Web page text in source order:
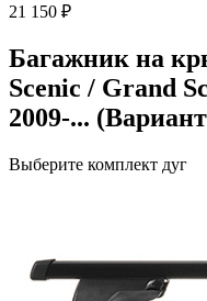
21 150 ₽
Багажник на
Scenic / Grand
2009-...
Выберите комплект дуг